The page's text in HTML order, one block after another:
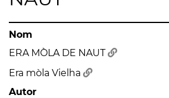
Nom
ERA MÒLA DE NAUT
Era mòla Vielha
Autor